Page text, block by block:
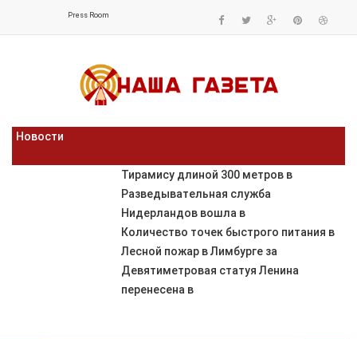
Press Room
Новости
Тирамису длиной 300 метров в
Разведывательная служба
Нидерландов вошла в
Количество точек быстрого питания в
Лесной пожар в Лимбурге за
Девятиметровая статуя Ленина
перенесена в